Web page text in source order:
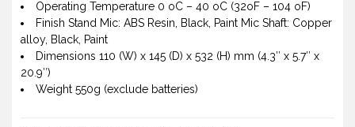
Operating Temperature 0 oC – 40 oC (32oF – 104 oF)
Finish Stand Mic: ABS Resin, Black, Paint Mic Shaft: Copper
alloy, Black, Paint
Dimensions 110 (W) x 145 (D) x 532 (H) mm (4.3″ x 5.7″ x
20.9″)
Weight 550g (exclude batteries)